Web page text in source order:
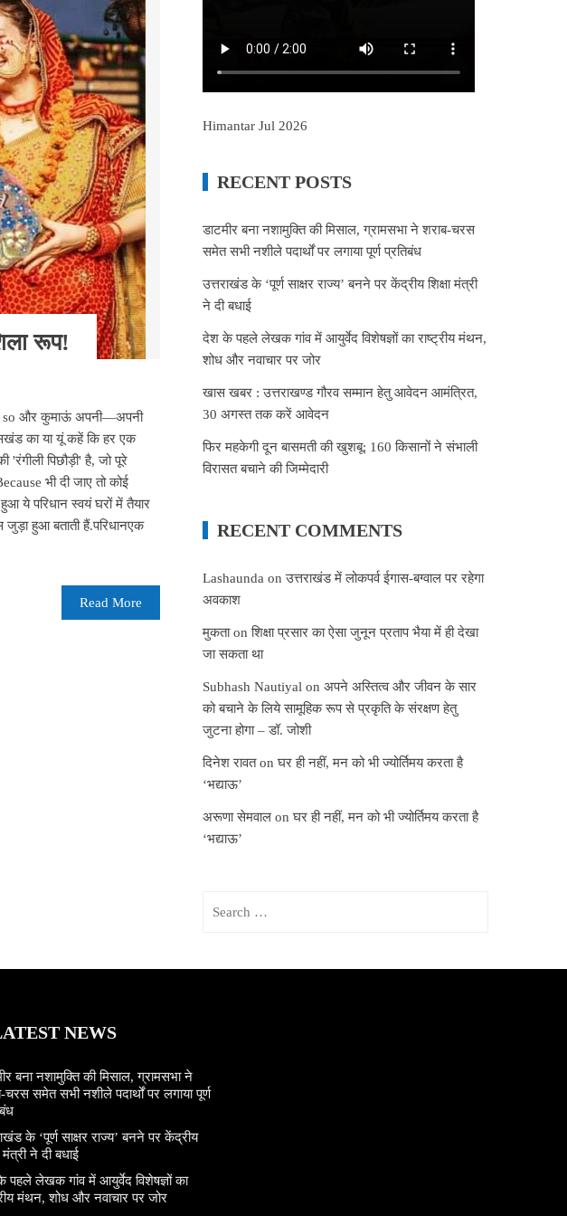
रूप!
so और कुमाऊं अपनी—अपनी
का या यूं कहें कि हर एक
पिछौड़ी' है, जो पूरे
भी दी जाए तो कोई
ये परिधान स्वयं घरों में तैयार
जुड़ा हुआ बताती हैं.परिधानएक
Read More
Himantar Jul 2026
RECENT POSTS
डाटमीर बना नशामुक्ति की मिसाल, ग्रामसभा ने शराब-चरस
समेत सभी नशीले पदार्थों पर लगाया पूर्ण प्रतिबंध
उत्तराखंड के ‘पूर्ण साक्षर राज्य’ बनने पर केंद्रीय शिक्षा मंत्री
ने दी बधाई
देश के पहले लेखक गांव में आयुर्वेद विशेषज्ञों का राष्ट्रीय मंथन,
शोध और नवाचार पर जोर
खास खबर : उत्तराखण्ड गौरव सम्मान हेतु आवेदन आमंत्रित,
30 अगस्त तक करें आवेदन
फिर महकेगी दून बासमती की खुशबू: 160 किसानों ने संभाली
विरासत बचाने की जिम्मेदारी
RECENT COMMENTS
Lashaunda onउत्तराखंड में लोकपर्व ईगास-बग्वाल पर रहेगा
अवकाश
मुकताonशिक्षा प्रसार का ऐसा जुनून प्रताप भैया में ही देखा
जा सकता था
Subhash Nautiyal onअपने अस्तित्व और जीवन के सार
को बचाने के लिये सामूहिक रूप से प्रकृति के संरक्षण हेतु
जुटना होगा – डॉ. जोशी
दिनेश रावतonघर ही नहीं, मन को भी ज्योर्तिमय करता है
‘भद्याऊ’
अरूणा सेमवाल onघर ही नहीं, मन को भी ज्योर्तिमय करता है
‘भद्याऊ’
NEWS
बना नशामुक्ति की मिसाल, ग्रामसभा ने
चरस समेत सभी नशीले पदार्थों पर लगाया पूर्ण
के ‘पूर्ण साक्षर राज्य’ बनने पर केंद्रीय
मंत्री ने दी बधाई
पहले लेखक गांव में आयुर्वेद विशेषज्ञों का
मंथन, शोध और नवाचार पर जोर